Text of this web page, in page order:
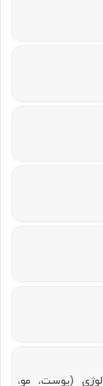
(پوست، مو،